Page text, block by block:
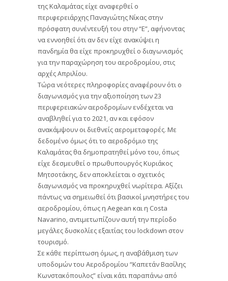
της Καλαμάτας είχε αναφερθεί ο
περιφερειάρχης Παναγιώτης Νίκας στην
πρόσφατη συνέντευξή του στην “Ε”, αφήνοντας
να εννοηθεί ότι αν δεν είχε ανακύψει η
πανδημία θα είχε προκηρυχθεί ο διαγωνισμός
για την παραχώρηση του αεροδρομίου, στις
αρχές Απριλίου.
Τώρα νεότερες πληροφορίες αναφέρουν ότι ο
διαγωνισμός για την αξιοποίηση των 23
περιφερειακών αεροδρομίων ενδέχεται να
αναβληθεί για το 2021, αν και εφόσον
ανακάμψουν οι διεθνείς αερομεταφορές. Με
δεδομένο όμως ότι το αεροδρόμιο της
Καλαμάτας θα δημοπρατηθεί μόνο του, όπως
είχε δεσμευθεί ο πρωθυπουργός Κυριάκος
Μητσοτάκης, δεν αποκλείεται ο σχετικός
διαγωνισμός να προκηρυχθεί νωρίτερα. Αξίζει
πάντως να σημειωθεί ότι βασικοί μνηστήρες του
αεροδρομίου, όπως η Αegean και η Costa
Navarino, αντιμετωπίζουν αυτή την περίοδο
μεγάλες δυσκολίες εξαιτίας του lockdown στον
τουρισμό.
Σε κάθε περίπτωση όμως, η αναβάθμιση των
υποδομών του Αεροδρομίου “Καπετάν Βασίλης
Κωνστακόπουλος” είναι κάτι παραπάνω από